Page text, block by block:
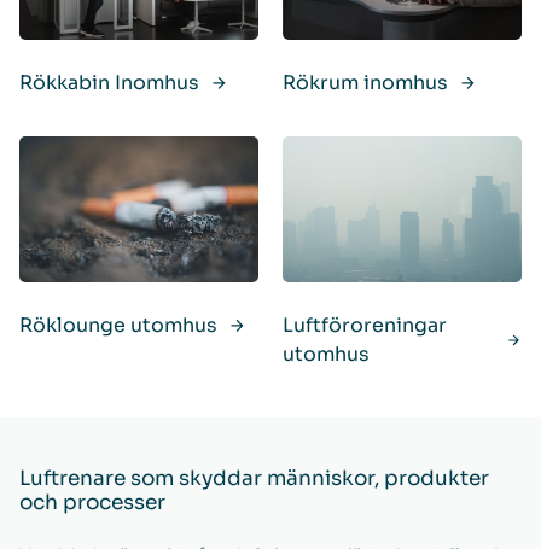
Rökkabin Inomhus Rökrum inomhus
Röklounge utomhus
Luftföroreningar
utomhus
Luftrenare som skyddar människor, produkter
och processer